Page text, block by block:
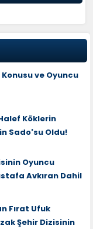
ve Oyuncu
Köklerin
Sado'su Oldu!
Oyuncu
Avkıran Dahil
Fırat Ufuk
Şehir Dizisinin